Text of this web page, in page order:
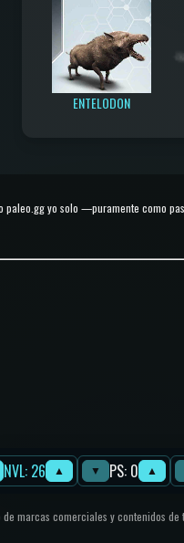
NVL: 26 ▲ ▼ PS: 0 ▲
ENTELODON
paleo.gg yo solo —puramente como
marcas comerciales y contenidos